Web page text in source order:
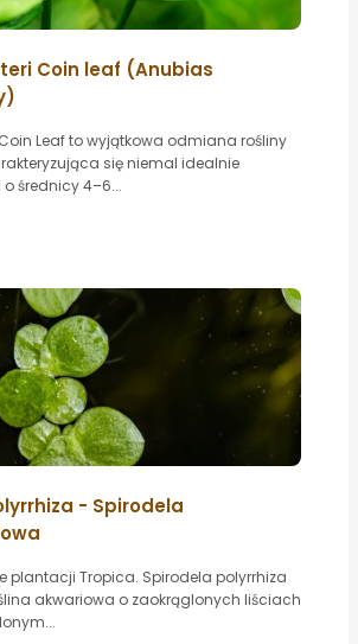
Coin leaf (Anubias
Leaf to wyjątkowa odmiana rośliny
się niemal idealnie
średnicy 4–6...
- Spirodela
plantacji Tropica. Spirodela polyrrhiza
akwariowa o zaokrąglonych liściach